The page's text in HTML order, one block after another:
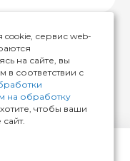
защищены
cookie, сервис web-
на сайте, вы
в соответствии с
на обработку
чтобы ваши